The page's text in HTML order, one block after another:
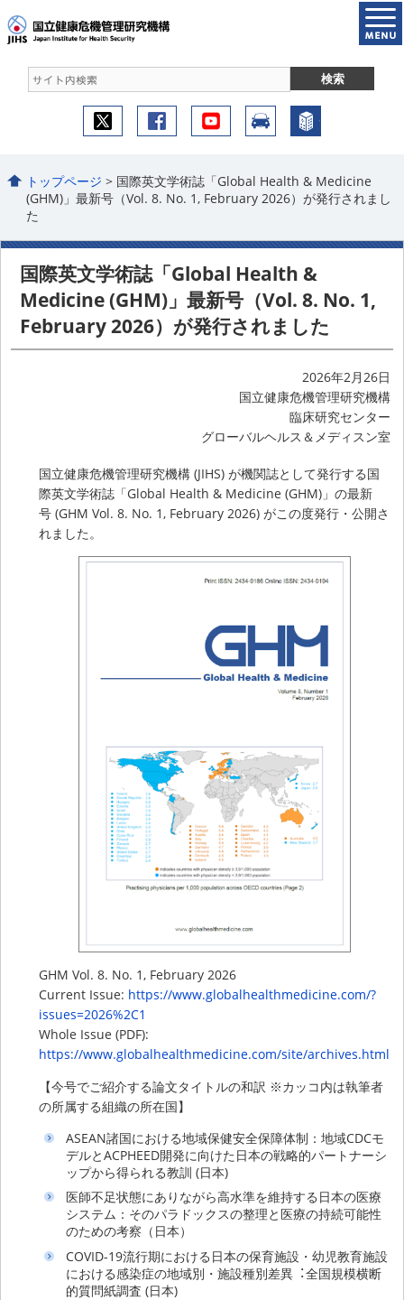
トップページ > 国際英文学術誌「Global Health & Medicine
(GHM)」最新号（Vol. 8. No. 1, February 2026）が発行されまし
た
国際英文学術誌「Global Health &
Medicine (GHM)」最新号（Vol. 8. No. 1,
February 2026）が発行されました
2026年2月26日
国立健康危機管理研究機構
臨床研究センター
グローバルヘルス＆メディスン室
国立健康危機管理研究機構 (JIHS) が機関誌として発行する国
際英文学術誌「Global Health & Medicine (GHM)」の最新
号 (GHM Vol. 8. No. 1, February 2026) がこの度発行・公開さ
れました。
GHM Vol. 8. No. 1, February 2026
Current Issue: https://www.globalhealthmedicine.com/?
issues=2026%2C1
Whole Issue (PDF):
https://www.globalhealthmedicine.com/site/archives.html
【今号でご紹介する論文タイトルの和訳 ※カッコ内は執筆者
の所属する組織の所在国】
ASEAN諸国における地域保健安全保障体制：地域CDCモ
デルとACPHEED開発に向けた⽇本の戦略的パートナーシ
ップから得られる教訓 (日本)
医師不⾜状態にありながら⾼⽔準を維持する⽇本の医療
システム：そのパラドックスの整理と医療の持続可能性
のための考察（日本）
COVID-19流⾏期における⽇本の保育施設・幼児教育施設
における感染症の地域別・施設種別差異︓全国規模横断
的質問紙調査 (日本)